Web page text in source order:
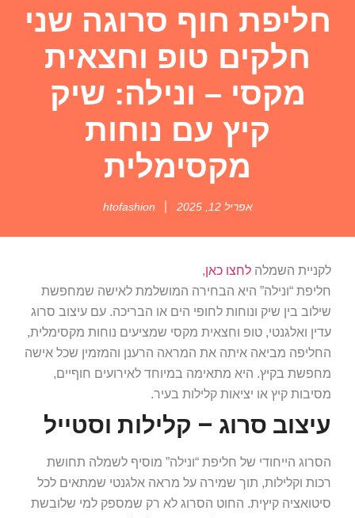
חליפת חוף סרוגה שני
חלקים טופ וחצאית
מקסי – ונילה: שיק
קיץ עם נוחות
מקסימלית
אפריל 12, 2025 htofashion
לקניית השמלה לחצו כאן,
חליפת “ונילה” היא הבחירה המושלמת לאישה שמחפשת
שילוב בין שיק ונוחות לחופי הים או הבריכה. עם עיצוב סרוג
עדין ואלגנטי, טופ וחצאית מקסי שמציעים נוחות מקסימלית,
החליפה מביאה איתה את המראה הרענן והמזמין שכל אישה
מחפשת בקיץ. היא מתאימה במיוחד לאירועים חוףיים,
מסיבות קיץ או יציאות קלילות בעיר.
עיצוב סרוג – קלילות וסטייל
הסרוג הייחודי של חליפת “ונילה” מוסיף לשמלה תחושת
רכות וקלילות, תוך שמירה על מראה אלגנטי שמתאים לכל
סיטואציה קיץית. החוט הסרוג לא רק שמספק למי שלובשת